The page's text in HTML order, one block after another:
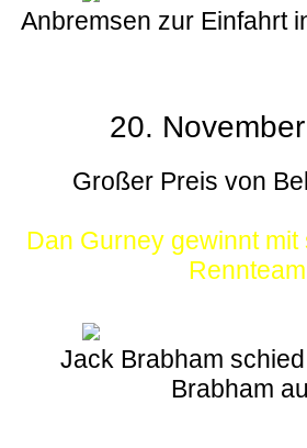
Anbremsen zur Einfahrt
20.
Großer Preis von
Dan Gurney gewinnt mit
Rennteam
Jack Brabham
Brabham